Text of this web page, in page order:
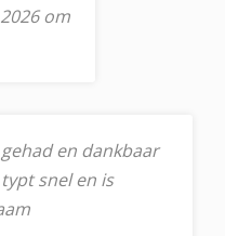
om
en dankbaar
snel en is